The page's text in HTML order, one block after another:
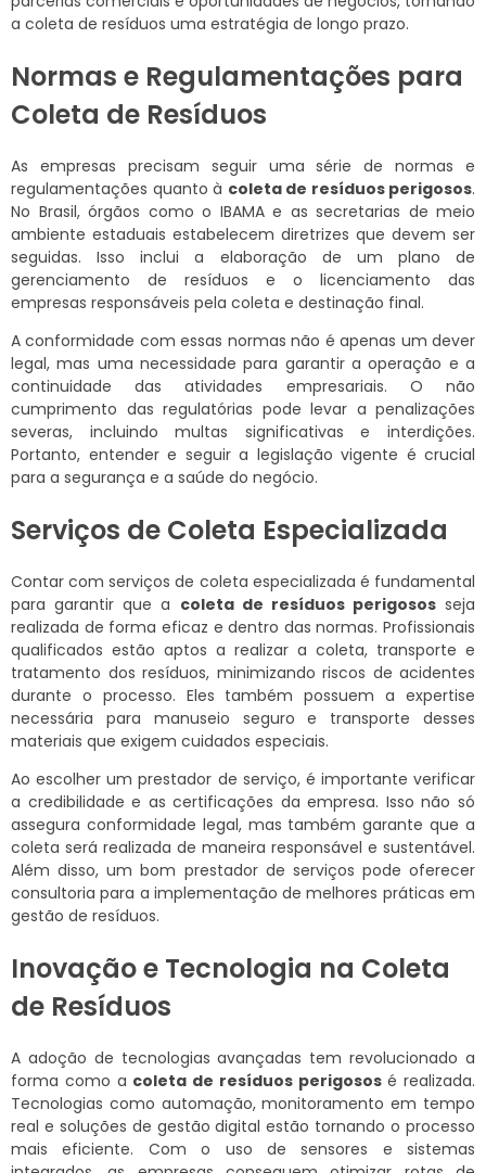
a coleta de resíduos uma estratégia de longo prazo.
Normas e Regulamentações para
Coleta de Resíduos
As empresas precisam seguir uma série de normas e
regulamentações quanto à coleta de resíduos perigosos.
No Brasil, órgãos como o IBAMA e as secretarias de meio
ambiente estaduais estabelecem diretrizes que devem ser
seguidas. Isso inclui a elaboração de um plano de
gerenciamento de resíduos e o licenciamento das
empresas responsáveis pela coleta e destinação final.
A conformidade com essas normas não é apenas um dever
legal, mas uma necessidade para garantir a operação e a
continuidade das atividades empresariais. O não
cumprimento das regulatórias pode levar a penalizações
severas, incluindo multas significativas e interdições.
Portanto, entender e seguir a legislação vigente é crucial
para a segurança e a saúde do negócio.
Serviços de Coleta Especializada
Contar com serviços de coleta especializada é fundamental
para garantir que a coleta de resíduos perigososseja
realizada de forma eficaz e dentro das normas. Profissionais
qualificados estão aptos a realizar a coleta, transporte e
tratamento dos resíduos, minimizando riscos de acidentes
durante o processo. Eles também possuem a expertise
necessária para manuseio seguro e transporte desses
materiais que exigem cuidados especiais.
Ao escolher um prestador de serviço, é importante verificar
a credibilidade e as certificações da empresa. Isso não só
assegura conformidade legal, mas também garante que a
coleta será realizada de maneira responsável e sustentável.
Além disso, um bom prestador de serviços pode oferecer
consultoria para a implementação de melhores práticas em
gestão de resíduos.
Inovação e Tecnologia na Coleta
de Resíduos
A adoção de tecnologias avançadas tem revolucionado a
forma como a coleta de resíduos perigososé realizada.
Tecnologias como automação, monitoramento em tempo
real e soluções de gestão digital estão tornando o processo
mais eficiente. Com o uso de sensores e sistemas